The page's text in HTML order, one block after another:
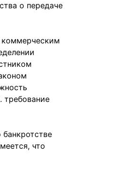
о передаче
коммерческим
требование
что